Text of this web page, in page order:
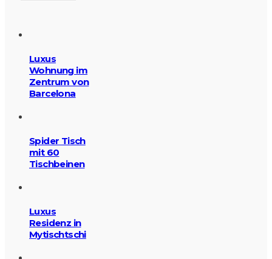
Luxus
Wohnung im
Zentrum von
Barcelona
Spider Tisch
mit 60
Tischbeinen
Luxus
Residenz in
Mytischtschi